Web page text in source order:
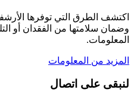
اكتشف الطرق التي توفرها الأرشفة
وضمان سلامتها من الفقدان أو
المعلومات.
المزيد من المعلومات
لنبقى على اتصال